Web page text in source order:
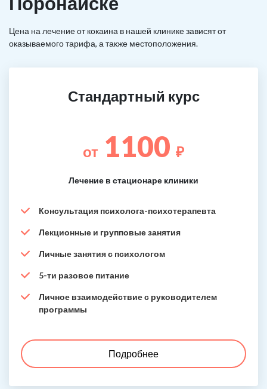
Цена на лечение от кокаина в нашей клинике зависят от
оказываемого тарифа, а также местоположения.
Стандартный курс
от 1100 ₽
Лечение в стационаре клиники
Консультация психолога-психотерапевта
Лекционные и групповые занятия
Личные занятия с психологом
5-ти разовое питание
Личное взаимодействие с руководителем
программы
Подробнее